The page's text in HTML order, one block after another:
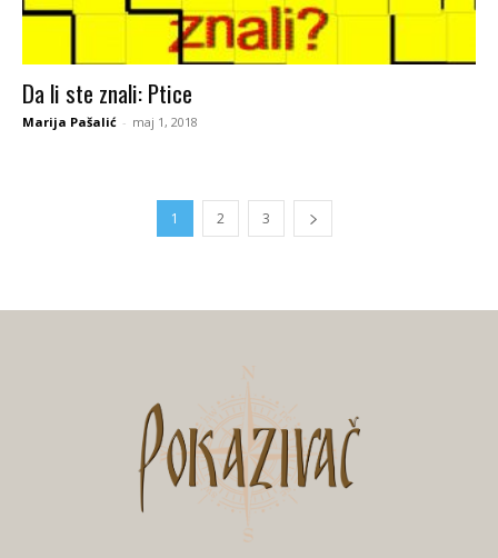
Da li ste znali: Ptice
Marija Pašalić - maj 1, 2018
1 2 3